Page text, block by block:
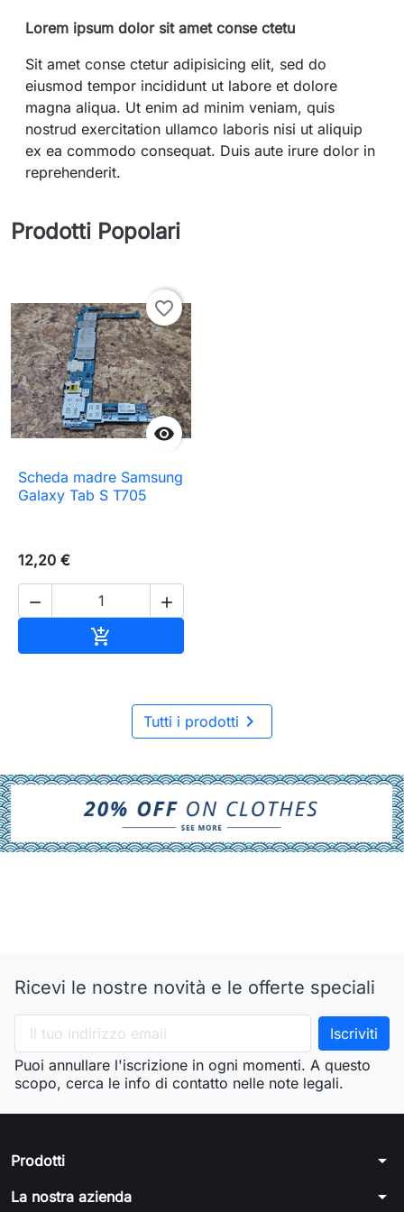
Lorem ipsum dolor sit amet conse ctetu
Sit amet conse ctetur adipisicing elit, sed do
eiusmod tempor incididunt ut labore et dolore
magna aliqua. Ut enim ad minim veniam, quis
nostrud exercitation ullamco laboris nisi ut aliquip
ex ea commodo consequat. Duis aute irure dolor in
reprehenderit.
Prodotti Popolari

favorite_border
Scheda madre Samsung
Galaxy Tab S T705
12,20 €
 

Tutti i prodotti 
Ricevi le nostre novità e le offerte speciali
Puoi annullare l'iscrizione in ogni momenti. A questo
scopo, cerca le info di contatto nelle note legali.
Prodotti arrow_drop_down
La nostra azienda arrow_drop_down